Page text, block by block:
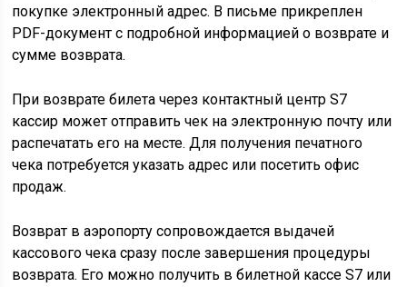
покупке электронный адрес. В письме прикреплен
PDF-документ с подробной информацией о возврате и
сумме возврата.
При возврате билета через контактный центр S7
кассир может отправить чек на электронную почту или
распечатать его на месте. Для получения печатного
чека потребуется указать адрес или посетить офис
продаж.
Возврат в аэропорту сопровождается выдачей
кассового чека сразу после завершения процедуры
возврата. Его можно получить в билетной кассе S7 или